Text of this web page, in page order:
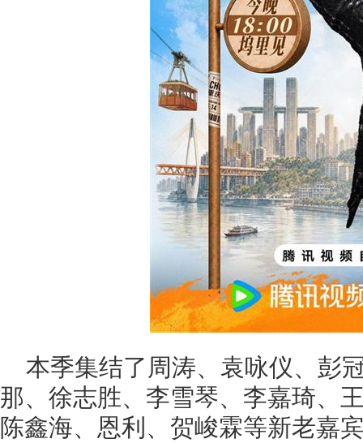
本季集结了周涛、袁咏仪、彭
那、徐志胜、李雪琴、李嘉琦、
陈鑫海、恩利、贺峻霖等新老嘉